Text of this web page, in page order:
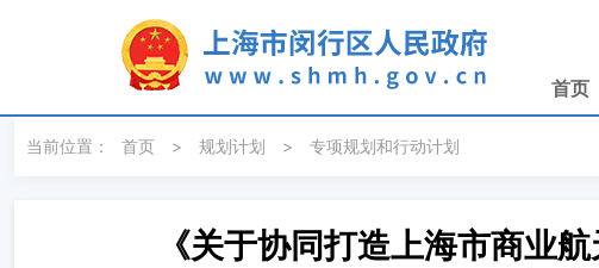
首页
当前位置： 首页 > 规划计划 > 专项规划和行动计划
《关于协同打造上海市商业